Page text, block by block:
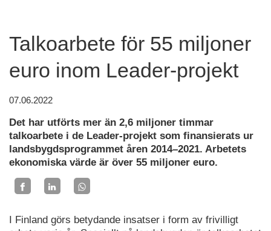
Talkoarbete för 55 miljoner
euro inom Leader-projekt
07.06.2022
Det har utförts mer än 2,6 miljoner timmar
talkoarbete i de Leader-projekt som finansierats ur
landsbygdsprogrammet åren 2014–2021. Arbetets
ekonomiska värde är över 55 miljoner euro.
I Finland görs betydande insatser i form av frivilligt